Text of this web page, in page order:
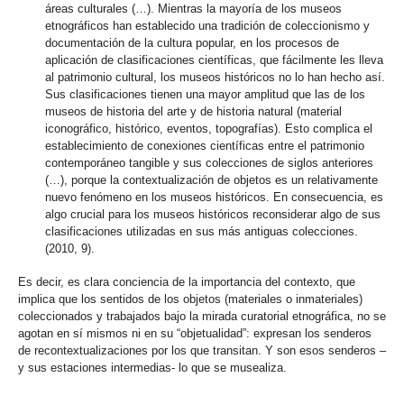
áreas culturales (…). Mientras la mayoría de los museos
etnográficos han establecido una tradición de coleccionismo y
documentación de la cultura popular, en los procesos de
aplicación de clasificaciones científicas, que fácilmente les lleva
al patrimonio cultural, los museos históricos no lo han hecho así.
Sus clasificaciones tienen una mayor amplitud que las de los
museos de historia del arte y de historia natural (material
iconográfico, histórico, eventos, topografías). Esto complica el
establecimiento de conexiones científicas entre el patrimonio
contemporáneo tangible y sus colecciones de siglos anteriores
(…), porque la contextualización de objetos es un relativamente
nuevo fenómeno en los museos históricos. En consecuencia, es
algo crucial para los museos históricos reconsiderar algo de sus
clasificaciones utilizadas en sus más antiguas colecciones.
(2010, 9).
Es decir, es clara conciencia de la importancia del contexto, que
implica que los sentidos de los objetos (materiales o inmateriales)
coleccionados y trabajados bajo la mirada curatorial etnográfica, no se
agotan en sí mismos ni en su “objetualidad”: expresan los senderos
de recontextualizaciones por los que transitan. Y son esos senderos –
y sus estaciones intermedias- lo que se musealiza.